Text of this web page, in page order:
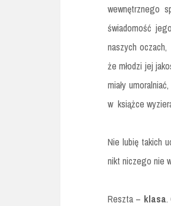
wewnętrznego
świadomość
naszych
że młodzi jej
miały
w książce
Nie lubię takich
nikt niczego nie
Reszta – klasa.